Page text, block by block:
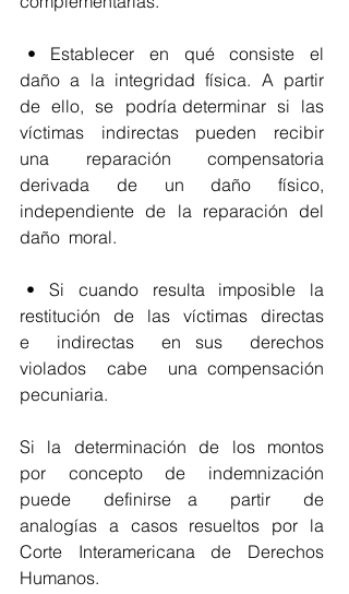
daño  a  la  integridad  física.  A  partir
de  ello,  se  podría determinar  si  las
víctimas  indirectas  pueden  recibir
una  reparación  compensatoria
derivada  de  un  daño  físico,
independiente  de  la  reparación  del
daño  moral.
restitución  de  las  víctimas  directas
e  indirectas  en sus  derechos
violados  cabe  una compensación
pecuniaria.
Si  la  determinación  de  los  montos
por  concepto  de  indemnización
puede  definirse a  partir  de
analogías  a  casos  resueltos  por  la
Corte  Interamericana  de  Derechos
Humanos.